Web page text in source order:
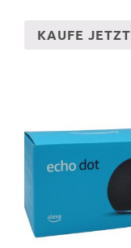
KAUFE JETZT